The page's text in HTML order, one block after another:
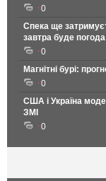
0
Спека ще
завтра буде погода
0
Магнітні бурі:
0
США і Україна
ЗМІ
0